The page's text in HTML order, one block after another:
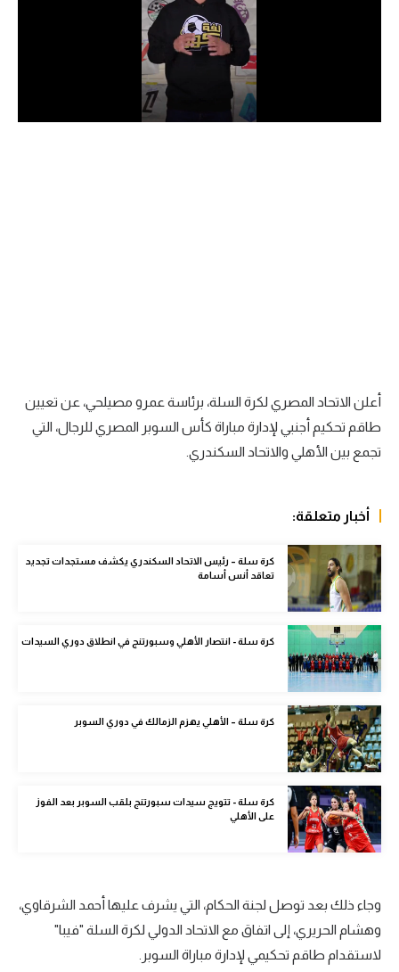
الدوري السعودي للمحترفين
الكرة الإفريقية
منتخب مصر
الدوري الإسباني
دوري أبطال أوروبا
القسم الثاني
رياضات أخرى
أمم إفريقيا
كرة السلة الأمريكية
كرة يد
كرة طائرة
في المونديال
رياضة نسائية
أعلن الاتحاد المصري لكرة السلة، برئاسة عمرو مصيلحي، عن تعيين
طاقم تحكيم أجنبي لإدارة مباراة كأس السوبر المصري للرجال، التي
تجمع بين الأهلي والاتحاد السكندري.
أخبار متعلقة:
كرة سلة – رئيس الاتحاد السكندري يكشف مستجدات تجديد
تعاقد أنس أسامة
كرة سلة - انتصار الأهلي وسبورتنج في انطلاق دوري السيدات
كرة سلة – الأهلي يهزم الزمالك في دوري السوبر
كرة سلة - تتويج سيدات سبورتنج بلقب السوبر بعد الفوز
على الأهلي
وجاء ذلك بعد توصل لجنة الحكام، التي يشرف عليها أحمد الشرقاوي،
وهشام الحريري، إلى اتفاق مع الاتحاد الدولي لكرة السلة "فيبا"
لاستقدام طاقم تحكيمي لإدارة مباراة السوبر.